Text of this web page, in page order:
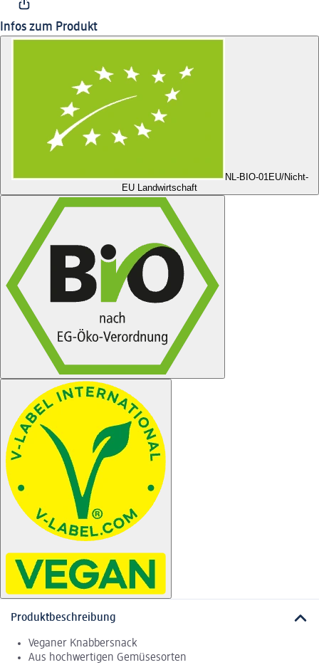
Infos zum Produkt
NL-BIO-01 EU/Nicht-
EU Landwirtschaft
Produktbeschreibung
Veganer Knabbersnack
Aus hochwertigen Gemüsesorten